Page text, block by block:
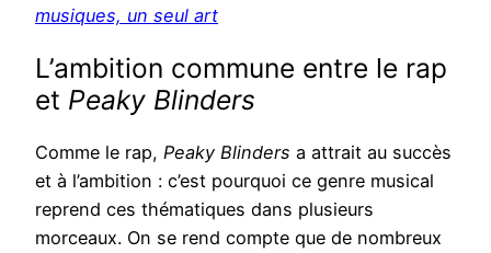
musiques, un seul art
L’ambition commune entre le rap
et Peaky Blinders
Comme le rap, Peaky Blinders a attrait au succès
et à l’ambition : c’est pourquoi ce genre musical
reprend ces thématiques dans plusieurs
morceaux. On se rend compte que de nombreux